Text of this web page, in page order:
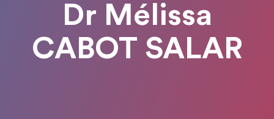
Dr Mélissa
CABOT SALAR